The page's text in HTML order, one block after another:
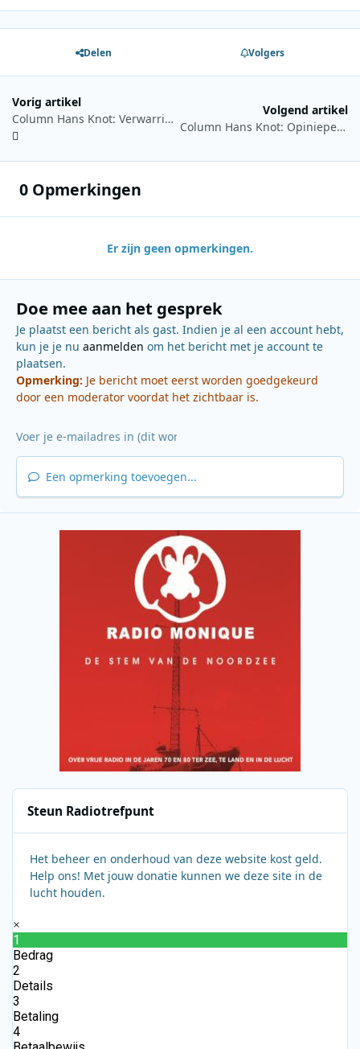
Delen Volgers
Vorig artikel
Column Hans Knot: Verwarring rond eerste tune Joost den Draaijer
Volgend artikel
Column Hans Knot: Opiniepeiling tegenover luisteronderzoek
0 Opmerkingen
Er zijn geen opmerkingen.
Doe mee aan het gesprek
Je plaatst een bericht als gast. Indien je al een account hebt,
kun je je nu aanmelden om het bericht met je account te
plaatsen.
Opmerking: Je bericht moet eerst worden goedgekeurd
door een moderator voordat het zichtbaar is.
Een opmerking toevoegen...
Steun Radiotrefpunt
Het beheer en onderhoud van deze website kost geld.
Help ons! Met jouw donatie kunnen we deze site in de
lucht houden.